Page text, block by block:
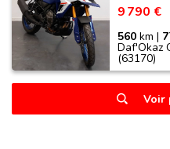
9 790 €
560 km |
Daf'Okaz
(63170)
Voir